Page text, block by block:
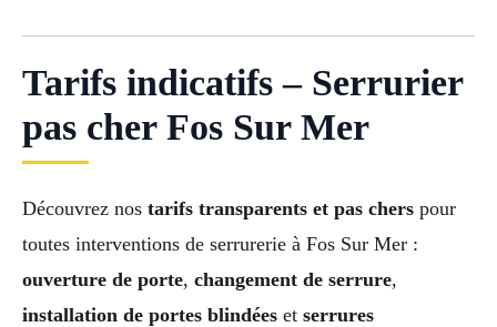
Tarifs indicatifs – Serrurier
pas cher Fos Sur Mer
Découvrez nos tarifs transparents et pas chers pour
toutes interventions de serrurerie à Fos Sur Mer :
ouverture de porte, changement de serrure,
installation de portes blindées et serrures